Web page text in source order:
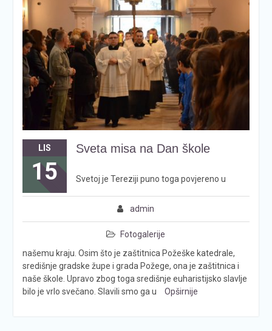
LIS
15
Sveta misa na Dan škole
admin
Fotogalerije
Svetoj je Tereziji puno toga povjereno u
našemu kraju. Osim što je zaštitnica Požeške katedrale,
središnje gradske župe i grada Požege, ona je zaštitnica i
naše škole. Upravo zbog toga središnje euharistijsko slavlje
bilo je vrlo svečano. Slavili smo ga u
Opširnije